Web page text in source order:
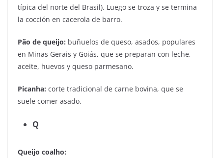
típica del norte del Brasil). Luego se troza y se termina
la cocción en cacerola de barro.
Pão de queijo: buñuelos de queso, asados, populares
en Minas Gerais y Goiás, que se preparan con leche,
aceite, huevos y queso parmesano.
Picanha: corte tradicional de carne bovina, que se
suele comer asado.
Q
Queijo coalho: